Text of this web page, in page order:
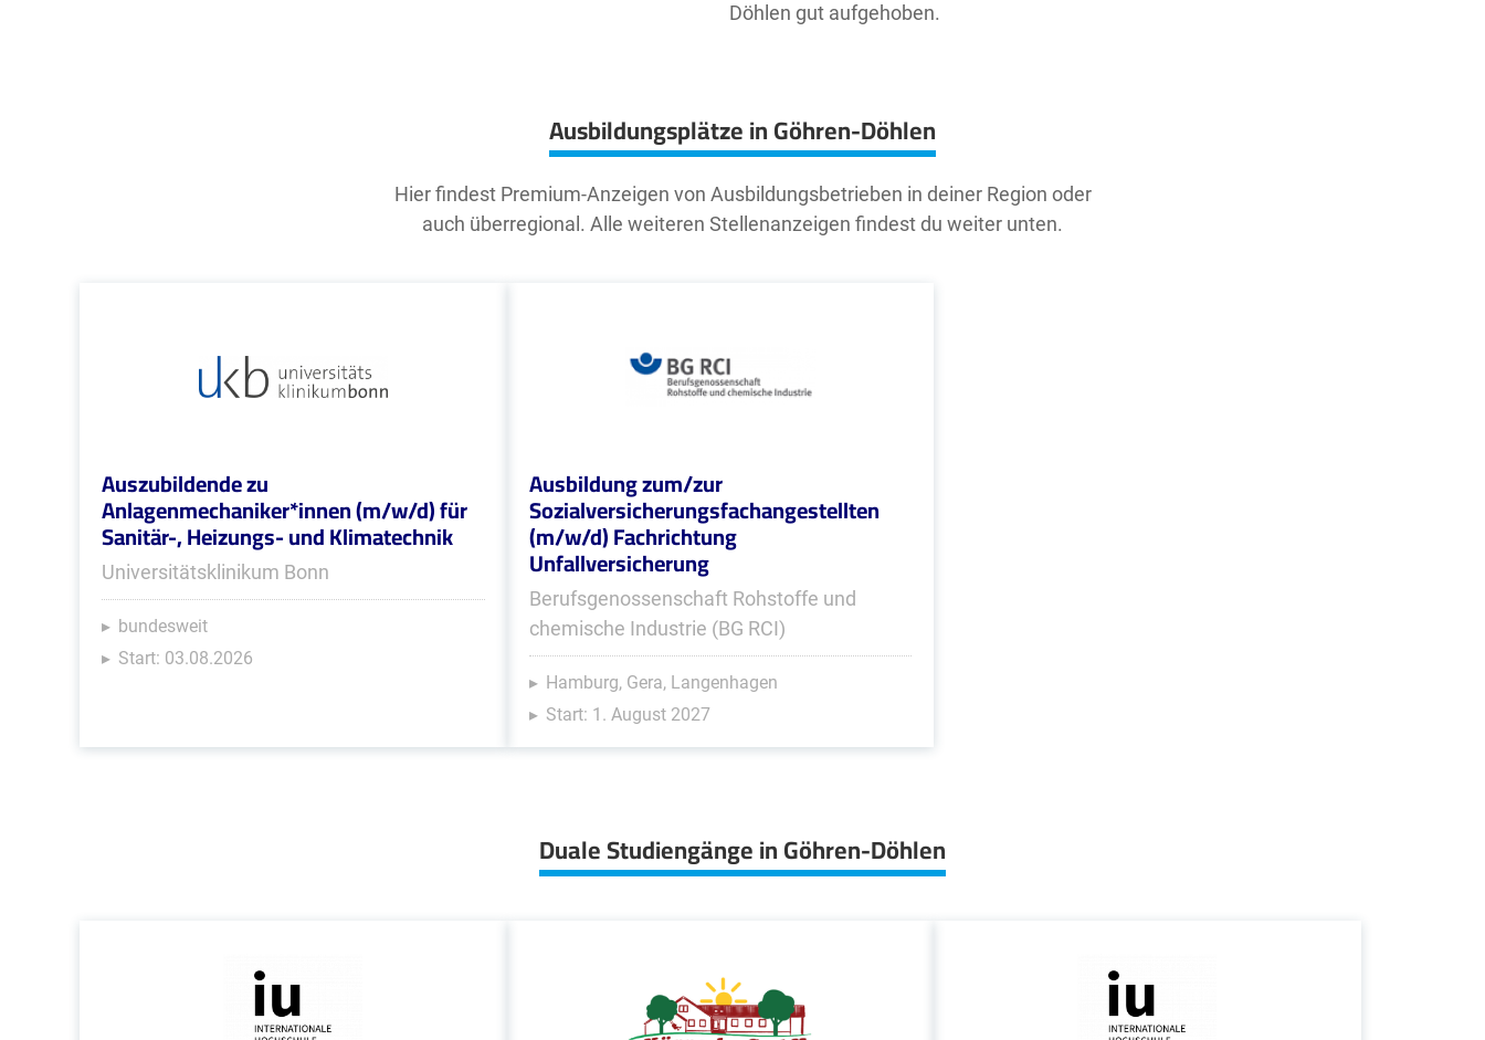
Döhlen gut aufgehoben.
Ausbildungsplätze in Göhren-Döhlen
Hier findest Premium-Anzeigen von Ausbildungsbetrieben in deiner Region oder
auch überregional. Alle weiteren Stellenanzeigen findest du weiter unten.
Auszubildende zu
Anlagenmechaniker*innen (m/w/d) für
Sanitär-, Heizungs- und Klimatechnik
Universitätsklinikum Bonn
bundesweit
Start: 03.08.2026
Ausbildung zum/zur
Sozialversicherungsfachangestellten
(m/w/d) Fachrichtung
Unfallversicherung
Berufsgenossenschaft Rohstoffe und
chemische Industrie (BG RCI)
Hamburg, Gera, Langenhagen
Start: 1. August 2027
Duale Studiengänge in Göhren-Döhlen